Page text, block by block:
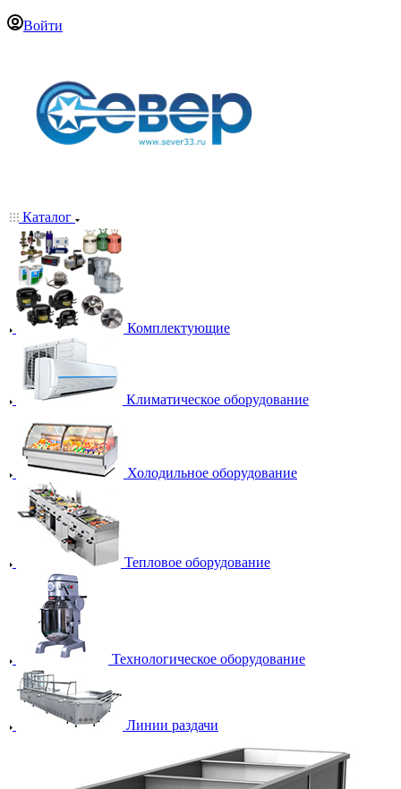
Войти
Каталог
Комплектующие
Климатическое оборудование
Холодильное оборудование
Тепловое оборудование
Технологическое оборудование
Линии раздачи